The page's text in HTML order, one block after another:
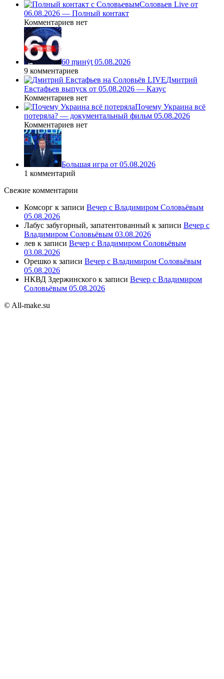
Соловьев Live от
06.08.2026 — Полный контакт
Комментариев нет
60 ṃинẏƫ 05.08.2026
9 комментариев
Дмитрий
Евстафьев выпуск от 05.08.2026 — Казус
Комментариев нет
Почему Украина всё
потеряла? — документальный фильм 05.08.2026
Комментариев нет
Большая игра от 05.08.2026
1 комментарий
Свежие комментарии
Комсорг к записи Вечер с Владимиром Соловьёвым
05.08.2026
Лабус забугорный, запатентованный к записи Вечер с
Владимиром Соловьёвым 03.08.2026
лев к записи Вечер с Владимиром Соловьёвым
03.08.2026
Орешко к записи Вечер с Владимиром Соловьёвым
05.08.2026
НКВД Здержинского к записи Вечер с Владимиром
Соловьёвым 05.08.2026
© All-make.su